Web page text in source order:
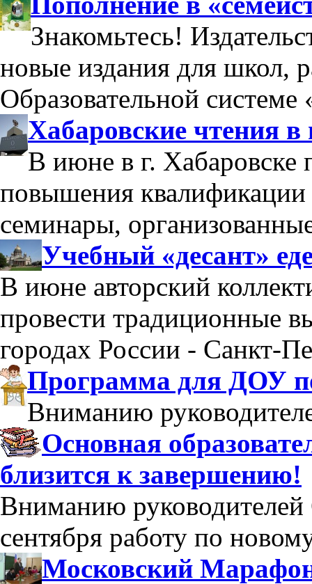
Знакомьтесь!
новые издания для школ,
Образовательной
Хабаровские чтения
В июне в г. Хабаровске
повышения квалификации
семинары,
Учебный «десант»
В июне авторский
провести традиционные
городах России - Санкт-
Программа для ДОУ
Вниманию
Основная
близится к завершению!
Вниманию
сентября работу по
Московский